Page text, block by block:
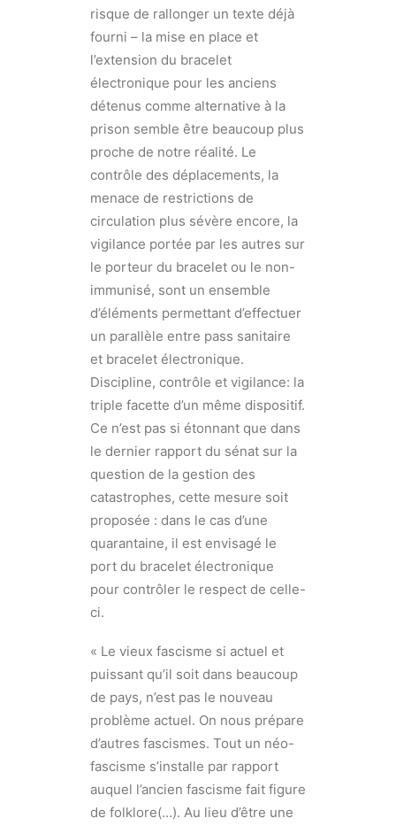
risque de rallonger un texte déjà
fourni – la mise en place et
l’extension du bracelet
électronique pour les anciens
détenus comme alternative à la
prison semble être beaucoup plus
proche de notre réalité. Le
contrôle des déplacements, la
menace de restrictions de
circulation plus sévère encore, la
vigilance portée par les autres sur
le porteur du bracelet ou le non-
immunisé, sont un ensemble
d’éléments permettant d’effectuer
un parallèle entre pass sanitaire
et bracelet électronique.
Discipline, contrôle et vigilance: la
triple facette d’un même dispositif.
Ce n’est pas si étonnant que dans
le dernier rapport du sénat sur la
question de la gestion des
catastrophes, cette mesure soit
proposée : dans le cas d’une
quarantaine, il est envisagé le
port du bracelet électronique
pour contrôler le respect de celle-
ci.
« Le vieux fascisme si actuel et
puissant qu’il soit dans beaucoup
de pays, n’est pas le nouveau
problème actuel. On nous prépare
d’autres fascismes. Tout un néo-
fascisme s’installe par rapport
auquel l’ancien fascisme fait figure
de folklore(…). Au lieu d’être une